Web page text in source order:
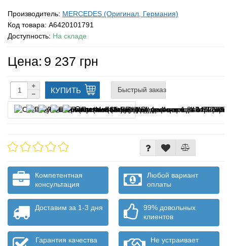
Производитель: MERCEDES (Оригинал, Германия)
Код товара: A6420101791
Доступность: На складе
Цена: 9 237 грн
КУПИТЬ Быстрый заказ
Оплата частями
Компетентная
консультация
Любой вариант
оплаты
Доставим за 1-3 дня
99% довольных
клиентов
Гарантия качества
Не устраивает